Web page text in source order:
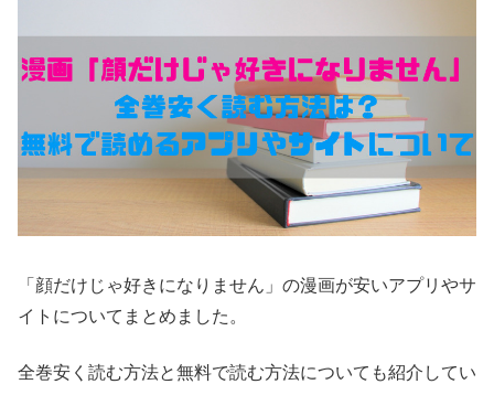
「顔だけじゃ好きになりません」の漫画が安いアプリやサ
イトについてまとめました。
全巻安く読む方法と無料で読む方法についても紹介してい